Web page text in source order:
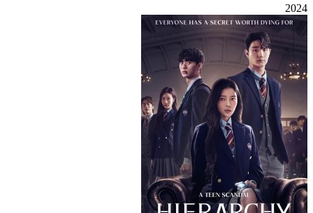
2024